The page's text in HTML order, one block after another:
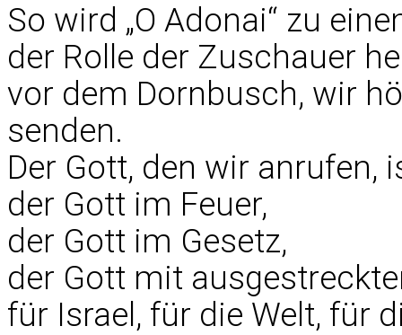
So wird „O Adonai“ zu
der Rolle der Zuschauer
vor dem Dornbusch, wir
senden.
Der Gott, den wir anrufen,
der Gott im Feuer,
der Gott im Gesetz,
der Gott mit
für Israel, für die Welt, für